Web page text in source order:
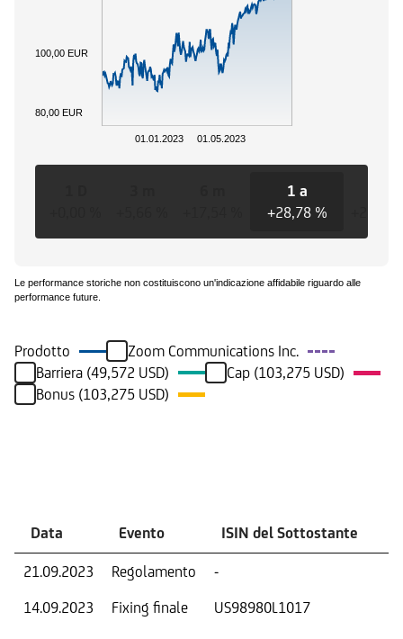
01.01.2023 01.05.2023
80,00 EUR
100,00 EUR
1 a
+28,78 %
Le performance storiche non costituiscono un'indicazione affidabile riguardo alle
performance future.
Prodotto
Zoom Communications Inc.
Barriera (49,572 USD)
Cap (103,275 USD)
Bonus (103,275 USD)
Data Evento ISIN del Sottostante
21.09.2023 Regolamento -
14.09.2023
Fixing finale US98980L1017